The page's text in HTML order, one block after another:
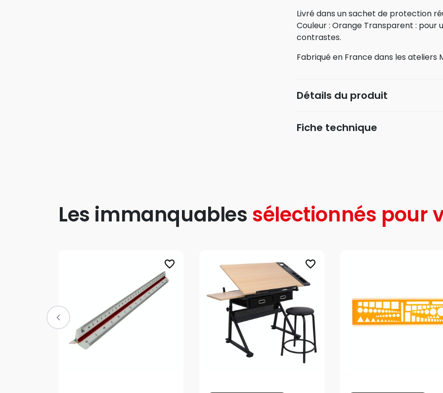
Livré dans un sachet de protection
Couleur : Orange Transparent : pour
contrastes.
Fabriqué en France dans les ateliers
Détails du produit
Fiche technique
Les immanquables sélectionnés pour
favorite_border favorite_border